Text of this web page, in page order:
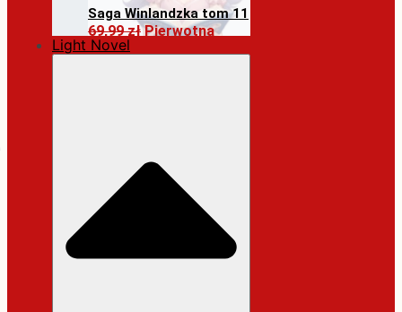
Saga Winlandzka tom 11
69,99zł Pierwotna
cena wynosiła:
Light Novel